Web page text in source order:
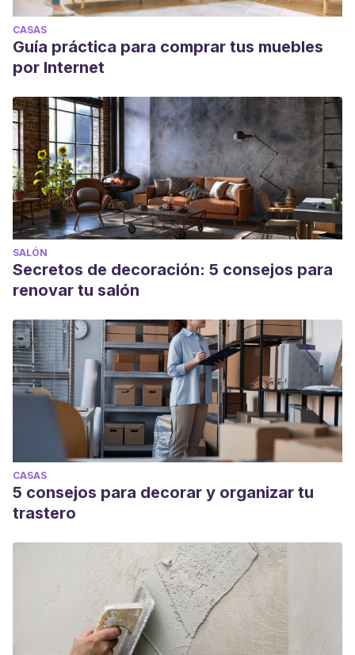
CASAS
Guía práctica para comprar tus muebles
por Internet
SALÓN
Secretos de decoración: 5 consejos para
renovar tu salón
CASAS
5 consejos para decorar y organizar tu
trastero